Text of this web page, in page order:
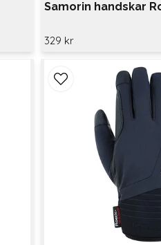
Samorin handskar
329 kr